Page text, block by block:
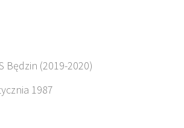
Będzin (2019-2020)
1987